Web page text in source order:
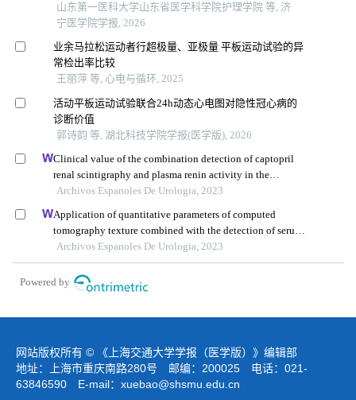
山东第一医科大学山东省医学科学院护理学院 等, 济
宁医学院学报, 2026
业余马拉松运动者行超极量、亚极量 平板运动试验的异
常检出率比较
王丽萍 等, 心电与循环, 2025
活动平板运动试验联合24h动态心电图对隐性冠心病的
诊断价值
郭诗韵 等, 湖北科技学院学报(医学版), 2026
Clinical value of the combination detection of captopril
renal scintigraphy and plasma renin activity in the
diagnosis of renal hypertension
Archivos Espanoles De Urologia, 2023
Application of quantitative parameters of computed
tomography texture combined with the detection of serum
manganese superoxide dismutase in the diagnosis of
adrenocortical adenoma
Archivos Espanoles De Urologia, 2023
Powered by
网站版权所有 © 《上海交通大学学报（医学版）》编辑部
地址：上海市重庆南路280号 邮编：200025 电话：021-
63846590 E-mail： xuebao@shsmu.edu.cn